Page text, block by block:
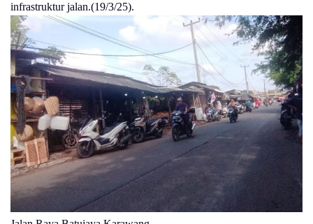
infrastruktur jalan.(19/3/25).